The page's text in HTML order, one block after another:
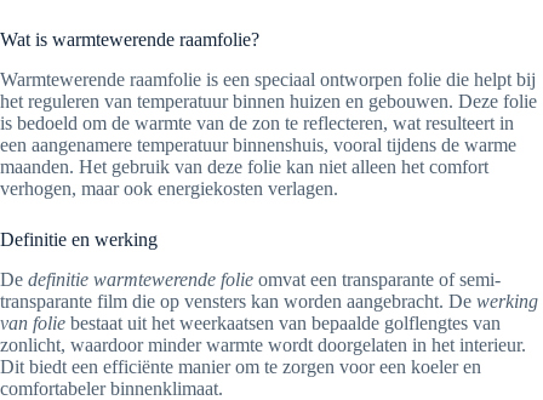
Wat is warmtewerende raamfolie?
Warmtewerende raamfolie is een speciaal ontworpen folie die helpt bij
het reguleren van temperatuur binnen huizen en gebouwen. Deze folie
is bedoeld om de warmte van de zon te reflecteren, wat resulteert in
een aangenamere temperatuur binnenshuis, vooral tijdens de warme
maanden. Het gebruik van deze folie kan niet alleen het comfort
verhogen, maar ook energiekosten verlagen.
Definitie en werking
De definitie warmtewerende folie omvat een transparante of semi-
transparante film die op vensters kan worden aangebracht. De werking
van folie bestaat uit het weerkaatsen van bepaalde golflengtes van
zonlicht, waardoor minder warmte wordt doorgelaten in het interieur.
Dit biedt een efficiënte manier om te zorgen voor een koeler en
comfortabeler binnenklimaat.